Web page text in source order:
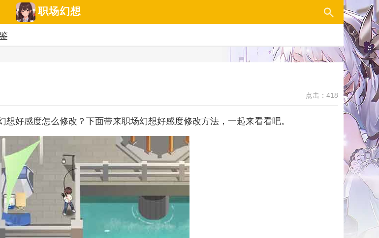
职场幻想
点击：418
好感度怎么修改？下面带来职场幻想好感度修改方法，一起来看看吧。